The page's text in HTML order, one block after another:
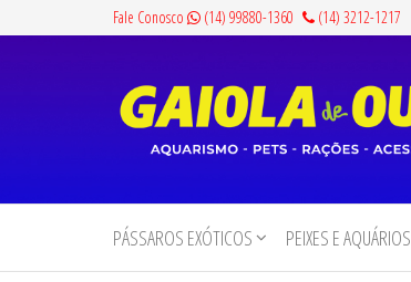
Fale Conosco (14) 99880-1360 (14) 3212-1217
de
Ouro
Pets,
Rações e
PÁSSAROS EXÓTICOS PEIXES E AQUÁRIOS